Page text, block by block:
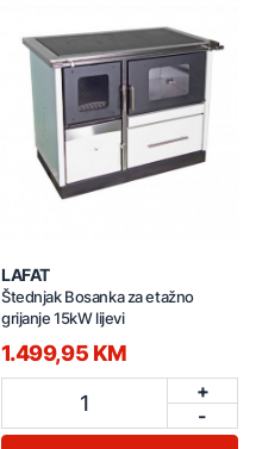
LAFAT
Štednjak Bosanka za etažno
grijanje 15kW lijevi
1.499,95 KM
1
+
-